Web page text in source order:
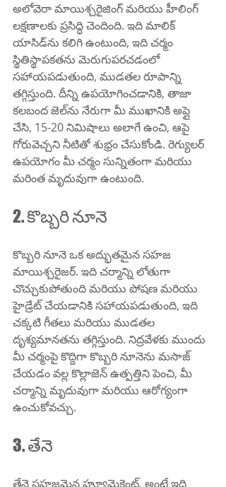
అలోవెరా మాయిశ్చరైజింగ్ మరియు హీలింగ్
లక్షణాలకు ప్రసిద్ధి చెందింది. ఇది మాలిక్
యాసిడ్‌ను కలిగి ఉంటుంది, ఇది చర్మం
స్థితిస్థాపకతను మెరుగుపరచడంలో
సహాయపడుతుంది, ముడతల రూపాన్ని
తగ్గిస్తుంది. దీన్ని ఉపయోగించడానికి, తాజా
కలబంద జెల్‌ను నేరుగా మీ ముఖానికి అప్లై
చేసి, 15-20 నిమిషాలు అలాగే ఉంచి, ఆపై
గోరువెచ్చని నీటితో శుభ్రం చేసుకోండి. రెగ్యులర్
ఉపయోగం మీ చర్మం సున్నితంగా మరియు
మరింత మృదువుగా ఉంటుంది.
2. కొబ్బరి నూనె
కొబ్బరి నూనె ఒక అద్భుతమైన సహజ
మాయిశ్చరైజర్. ఇది చర్మాన్ని లోతుగా
చొచ్చుకుపోతుంది మరియు పోషణ మరియు
హైడ్రేట్ చేయడానికి సహాయపడుతుంది, ఇది
చక్కటి గీతలు మరియు ముడతల
దృశ్యమానతను తగ్గిస్తుంది. నిద్రవేళకు ముందు
మీ చర్మంపై కొద్దిగా కొబ్బరి నూనెను మసాజ్
చేయడం వల్ల కొల్లాజెన్ ఉత్పత్తిని పెంచి, మీ
చర్మాన్ని మృదువుగా మరియు ఆరోగ్యంగా
ఉంచుకోవచ్చు.
3. తేనె
తేనె సహజమైన హ్యూమెక్టెంట్, అంటే ఇది